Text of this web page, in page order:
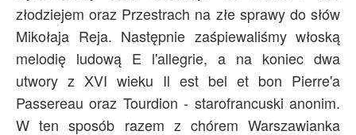
złodziejem oraz Przestrach na złe sprawy do słów
Mikołaja Reja. Następnie zaśpiewaliśmy włoską
melodię ludową E l'allegrie, a na koniec dwa
utwory z XVI wieku Il est bel et bon Pierre'a
Passereau oraz Tourdion - starofrancuski anonim.
W ten sposób razem z chórem Warszawianka